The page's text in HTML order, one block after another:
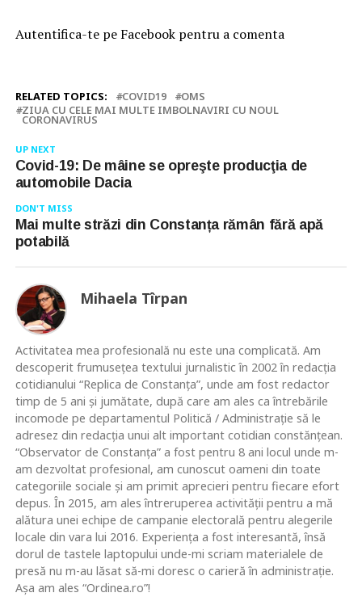
Autentifica-te pe Facebook pentru a comenta
RELATED TOPICS: COVID19
OMS
ZIUA CU CELE MAI MULTE IMBOLNAVIRI CU NOUL
CORONAVIRUS
UP NEXT
Covid-19: De mâine se opreşte producţia de
automobile Dacia
DON'T MISS
Mai multe străzi din Constanța rămân fără apă
potabilă
Mihaela Tîrpan
Activitatea mea profesională nu este una complicată. Am
descoperit frumusețea textului jurnalistic în 2002 în redacția
cotidianului “Replica de Constanța”, unde am fost redactor
timp de 5 ani și jumătate, după care am ales ca întrebările
incomode pe departamentul Politică / Administrație să le
adresez din redacția unui alt important cotidian constănțean.
“Observator de Constanța” a fost pentru 8 ani locul unde m-
am dezvoltat profesional, am cunoscut oameni din toate
categoriile sociale și am primit aprecieri pentru fiecare efort
depus. În 2015, am ales întreruperea activității pentru a mă
alătura unei echipe de campanie electorală pentru alegerile
locale din vara lui 2016. Experiența a fost interesantă, însă
dorul de tastele laptopului unde-mi scriam materialele de
presă nu m-au lăsat să-mi doresc o carieră în administrație.
Așa am ales “Ordinea.ro”!